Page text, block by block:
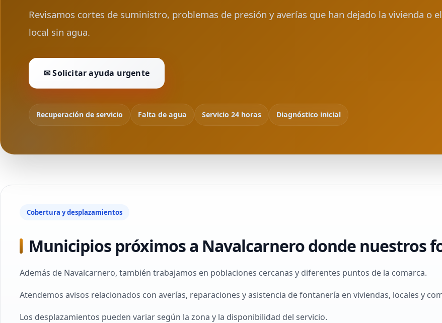
Revisamos cortes de suministro, problemas de presión y averías que han dejado la vivienda o el
local sin agua.
✉ Solicitar ayuda urgente
Recuperación de servicio Falta de agua Servicio 24 horas Diagnóstico inicial
Cobertura y desplazamientos
Municipios próximos a Navalcarnero donde nuestros
Además de Navalcarnero, también trabajamos en poblaciones cercanas y diferentes puntos de la comarca.
Atendemos avisos relacionados con averías, reparaciones y asistencia de fontanería en viviendas, locales y
Los desplazamientos pueden variar según la zona y la disponibilidad del servicio.